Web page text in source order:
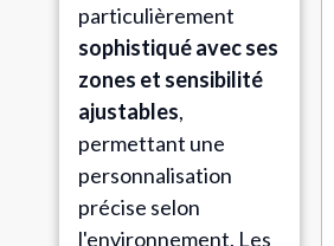
particulièrement
sophistiqué avec ses
zones et sensibilité
ajustables,
permettant une
personnalisation
précise selon
l'environnement. Les